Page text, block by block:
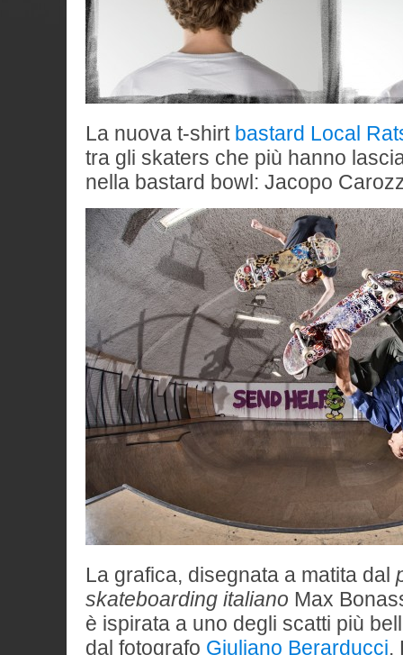
La nuova t-shirt bastard Local
tra gli skaters che più hanno
nella bastard bowl: Jacopo
La grafica, disegnata a matita dal
skateboarding italiano Max
è ispirata a uno degli scatti più
dal fotografo Giuliano Berarducci.